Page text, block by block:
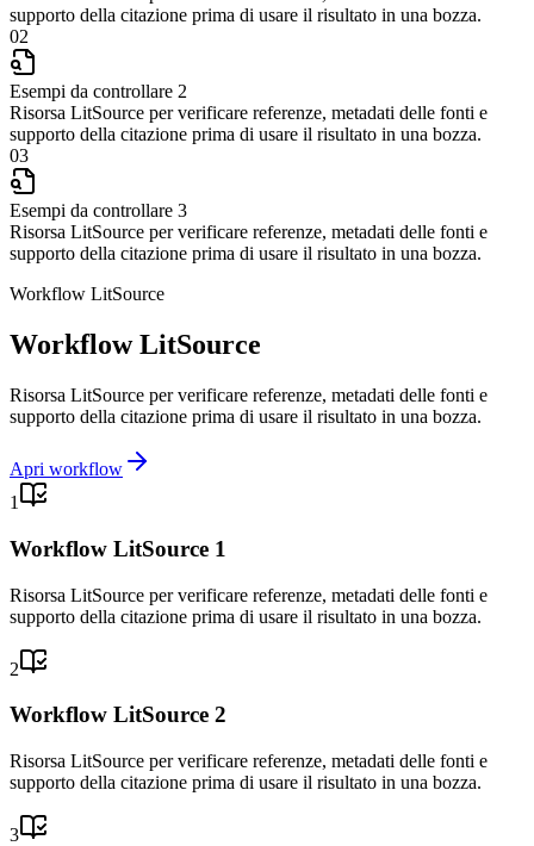
supporto della citazione prima di usare il risultato in una bozza.
02
Esempi da controllare 2
Risorsa LitSource per verificare referenze, metadati delle fonti e
supporto della citazione prima di usare il risultato in una bozza.
03
Esempi da controllare 3
Risorsa LitSource per verificare referenze, metadati delle fonti e
supporto della citazione prima di usare il risultato in una bozza.
Workflow LitSource
Workflow LitSource
Risorsa LitSource per verificare referenze, metadati delle fonti e
supporto della citazione prima di usare il risultato in una bozza.
Apri workflow
1
Workflow LitSource 1
Risorsa LitSource per verificare referenze, metadati delle fonti e
supporto della citazione prima di usare il risultato in una bozza.
2
Workflow LitSource 2
Risorsa LitSource per verificare referenze, metadati delle fonti e
supporto della citazione prima di usare il risultato in una bozza.
3